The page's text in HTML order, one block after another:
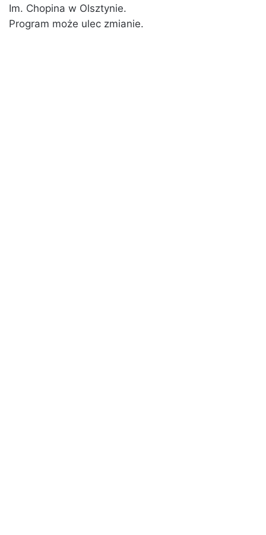
Im. Chopina w Olsztynie.
Program może ulec zmianie.